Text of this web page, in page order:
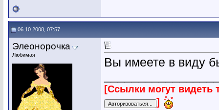
06.10.2008, 07:57
Элеонорочка
Любимая
Вы имеете в виду
[Ссылки могут видеть
]